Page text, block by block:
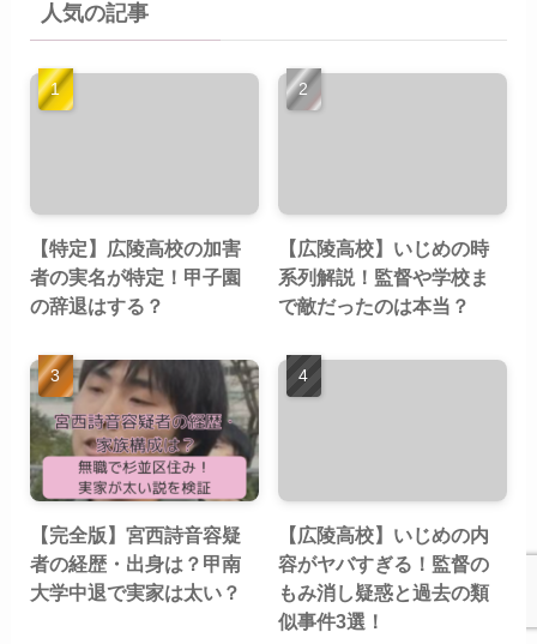
人気の記事
【特定】広陵高校の加害
者の実名が特定！甲子園
の辞退はする？
【広陵高校】いじめの時
系列解説！監督や学校ま
で敵だったのは本当？
【完全版】宮西詩音容疑
者の経歴・出身は？甲南
大学中退で実家は太い？
【広陵高校】いじめの内
容がヤバすぎる！監督の
もみ消し疑惑と過去の類
似事件3選！